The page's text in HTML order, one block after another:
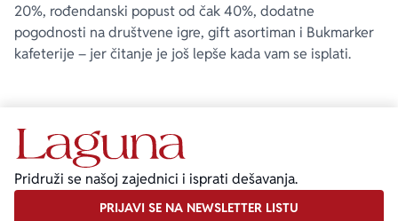
20%, rođendanski popust od čak 40%, dodatne
pogodnosti na društvene igre, gift asortiman i Bukmarker
kafeterije – jer čitanje je još lepše kada vam se isplati.
Pridruži se našoj zajednici i isprati dešavanja.
PRIJAVI SE NA NEWSLETTER LISTU